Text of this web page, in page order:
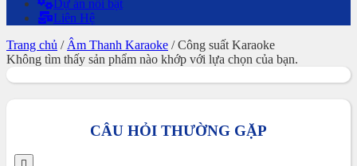
Dự án nổi bật
Liên Hệ
Trang chủ / Âm Thanh Karaoke /Công suất Karaoke
Không tìm thấy sản phẩm nào khớp với lựa chọn của bạn.
Đọc thêm mô tả
CÂU HỎI THƯỜNG GẶP